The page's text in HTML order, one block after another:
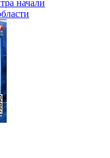
начали